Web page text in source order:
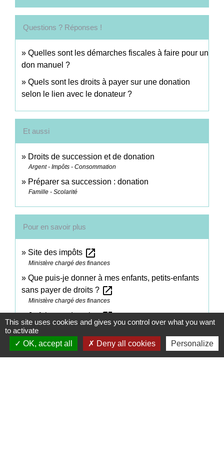
Questions ? Réponses !
Quelles sont les démarches fiscales à faire pour un
don manuel ?
Quels sont les droits à payer sur une donation
selon le lien avec le donateur ?
Et aussi
Droits de succession et de donation
Argent - Impôts - Consommation
Préparer sa succession : donation
Famille - Scolarité
Pour en savoir plus
Site des impôts open_in_new
Ministère chargé des finances
Que puis-je donner à mes enfants, petits-enfants
sans payer de droits ? open_in_new
Ministère chargé des finances
Je fais une donationopen_in_new
Ministère chargé des finances
Donation d'entreprises : conditions de réduction
des droits de donationopen_in_new
This site uses cookies and gives you control over what you want
to activate
OK, accept all
Deny all cookies Personalize